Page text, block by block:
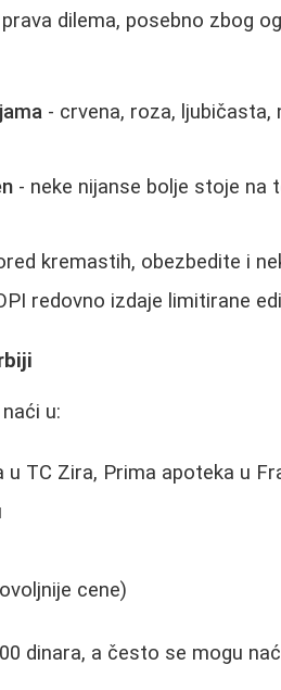
dilema, posebno zbog
- crvena, roza, ljubičasta,
- neke nijanse bolje stoje na
kremastih, obezbedite i
redovno izdaje limitirane
u:
u TC Zira, Prima apoteka u
cene)
dinara, a često se mogu